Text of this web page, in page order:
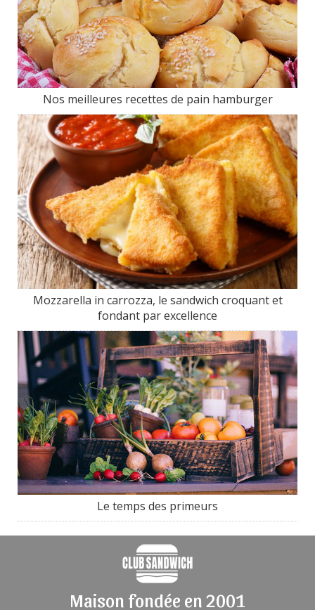
Nos meilleures recettes de pain hamburger
Mozzarella in carrozza, le sandwich croquant et
fondant par excellence
Le temps des primeurs
Maison fondée en 2001